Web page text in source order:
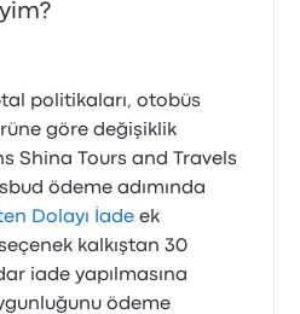
politikaları, otobüs
göre değişiklik
Shina Tours and Travels
ödeme adımında
Dolayı İade ek
kalkıştan 30
iade yapılmasına
ödeme